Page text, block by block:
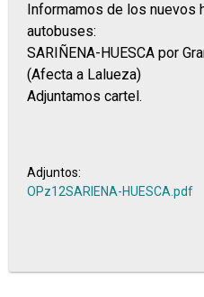
Informamos de los nuevos
autobuses:
SARIÑENA-HUESCA por
(Afecta a Lalueza)
Adjuntamos cartel.
Adjuntos:
OPz12SARIENA-HUESCA.pdf